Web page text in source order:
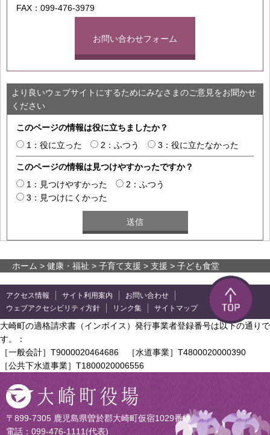
FAX：099-476-3979
お問い合わせフォーム
より良いウェブサイトにするためにみなさまのご意見をお聞かせ
ください
このページの情報は役に立ちましたか？
1：役に立った
2：ふつう 3：役に立たなかった
このページの情報は見つけやすかったですか？
1：見つけやすかった
2：ふつう
3：見つけにくかった
ホーム > 健康・福祉 > 子育て支援 > 支援 > 子ども食堂
アクセス情報 サイト利用案内
お問い合わせ
ウェブアクセシビリティ方針
リンク集 サイトマップ
大崎町の適格請求書（インボイス）発行事業者登録番号は以下の通りで
す。：
［一般会計］T9000020464686 ［水道事業］T4800020000390
［公共下水道事業］T1800020006556
〒899-7305 鹿児島県曽於郡大崎町仮宿1029番地
電話：099-476-1111(代表)